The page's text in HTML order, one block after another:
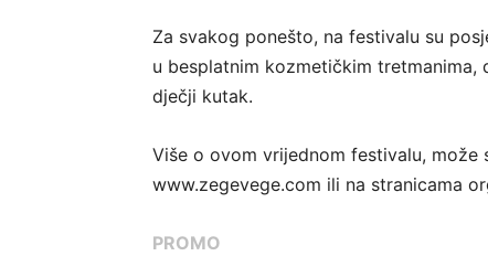
Za svakog ponešto, na festivalu su
u besplatnim kozmetičkim tretmanima,
dječji kutak.
Više o ovom vrijednom festivalu, može
www.zegevege.com ili na stranicama
PROMO